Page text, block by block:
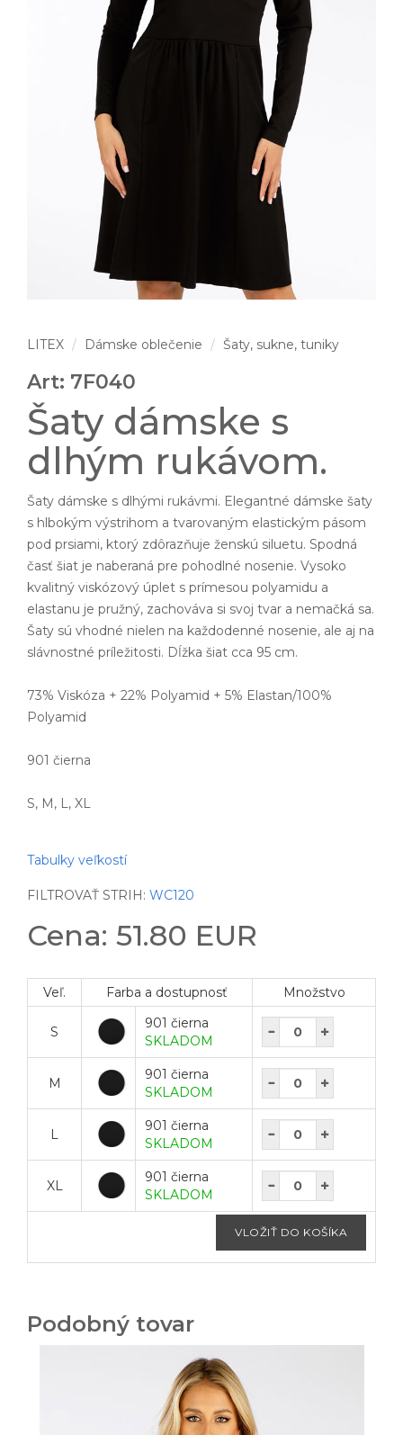
LITEX Dámske oblečenie Šaty, sukne, tuniky
Art: 7F040
Šaty dámske s
dlhým rukávom.
Šaty dámske s dlhými rukávmi. Elegantné dámske šaty
s hlbokým výstrihom a tvarovaným elastickým pásom
pod prsiami, ktorý zdôrazňuje ženskú siluetu. Spodná
časť šiat je naberaná pre pohodlné nosenie. Vysoko
kvalitný viskózový úplet s prímesou polyamidu a
elastanu je pružný, zachováva si svoj tvar a nemačká sa.
Šaty sú vhodné nielen na každodenné nosenie, ale aj na
slávnostné príležitosti. Dĺžka šiat cca 95 cm.
73% Viskóza + 22% Polyamid + 5% Elastan/100%
Polyamid
901 čierna
S, M, L, XL
Tabulky veľkostí
FILTROVAŤ STRIH: WC120
Cena: 51.80 EUR
Veľ. Farba a dostupnosť Množstvo
S
901 čierna
SKLADOM
M
901 čierna
SKLADOM
L
901 čierna
SKLADOM
XL
901 čierna
SKLADOM
Podobný tovar